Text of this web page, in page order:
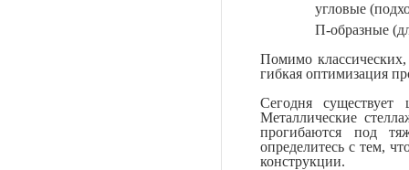
угловые
П-образные
Помимо
гибкая оптимизация
Сегодня существует
Металлические
прогибаются под
определитесь с тем,
конструкции.